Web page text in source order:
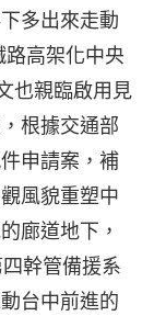
多出來走動
高架化中央
也親臨啟用見
根據交通部
申請案，補
風貌重塑中
廊道地下，
幹管備援系
台中前進的